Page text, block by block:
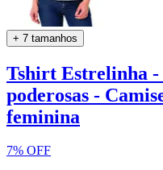
+ 7 tamanhos
Tshirt Estrelinha -
poderosas -
feminina
7% OFF